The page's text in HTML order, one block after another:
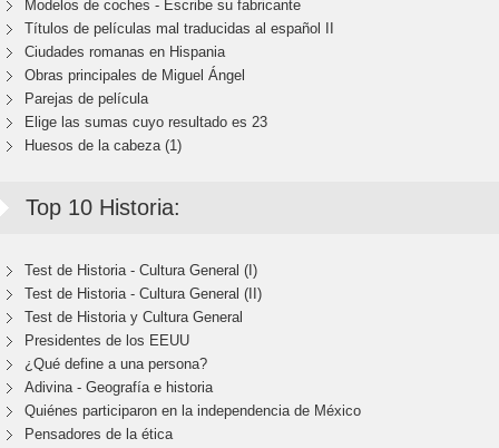
Modelos de coches - Escribe su fabricante
Títulos de películas mal traducidas al español II
Ciudades romanas en Hispania
Obras principales de Miguel Ángel
Parejas de película
Elige las sumas cuyo resultado es 23
Huesos de la cabeza (1)
Top 10 Historia:
Test de Historia - Cultura General (I)
Test de Historia - Cultura General (II)
Test de Historia y Cultura General
Presidentes de los EEUU
¿Qué define a una persona?
Adivina - Geografía e historia
Quiénes participaron en la independencia de México
Pensadores de la ética